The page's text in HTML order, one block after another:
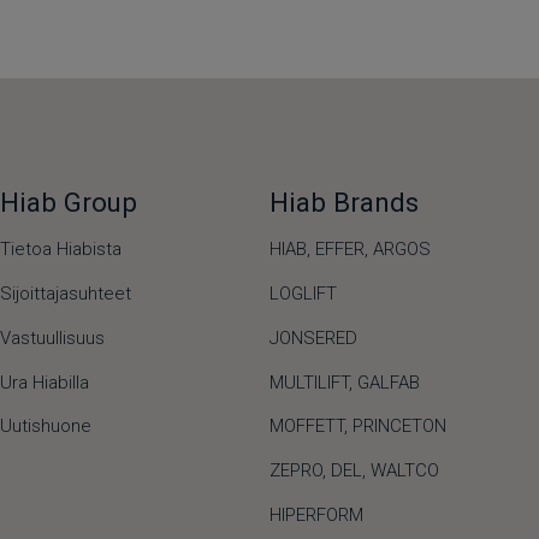
Hiab Group
Tietoa Hiabista
Sijoittajasuhteet
Vastuullisuus
Ura Hiabilla
Uutishuone
Hiab Brands
HIAB, EFFER, ARGOS
LOGLIFT
JONSERED
MULTILIFT, GALFAB
MOFFETT, PRINCETON
ZEPRO, DEL, WALTCO
HIPERFORM